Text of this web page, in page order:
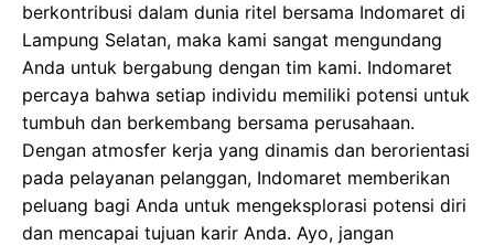
berkontribusi dalam dunia ritel bersama Indomaret di
Lampung Selatan, maka kami sangat mengundang
Anda untuk bergabung dengan tim kami. Indomaret
percaya bahwa setiap individu memiliki potensi untuk
tumbuh dan berkembang bersama perusahaan.
Dengan atmosfer kerja yang dinamis dan berorientasi
pada pelayanan pelanggan, Indomaret memberikan
peluang bagi Anda untuk mengeksplorasi potensi diri
dan mencapai tujuan karir Anda. Ayo, jangan